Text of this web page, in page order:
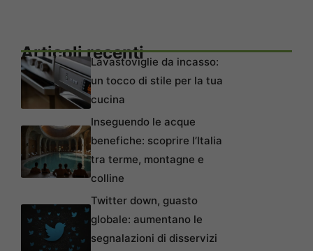
Articoli recentiLavastoviglie da incasso:
un tocco di stile per la tua
cucina
Inseguendo le acque
benefiche: scoprire l’Italia
tra terme, montagne e
colline
Twitter down, guasto
globale: aumentano le
segnalazioni di disservizi